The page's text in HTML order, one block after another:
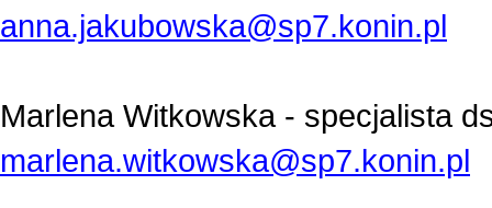
anna.jakubowska@sp7.konin.pl
Marlena Witkowska - specjalista
marlena.witkowska@sp7.konin.pl